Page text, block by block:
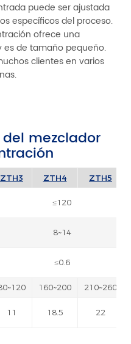
puede ser ajustada
específicos del proceso.
ofrece una
de tamaño pequeño.
clientes en varios
mezclador
ZTH3 ZTH4 ZTH5
≤120
8~14
≤0.6
160~200 210~260
11 18.5 22